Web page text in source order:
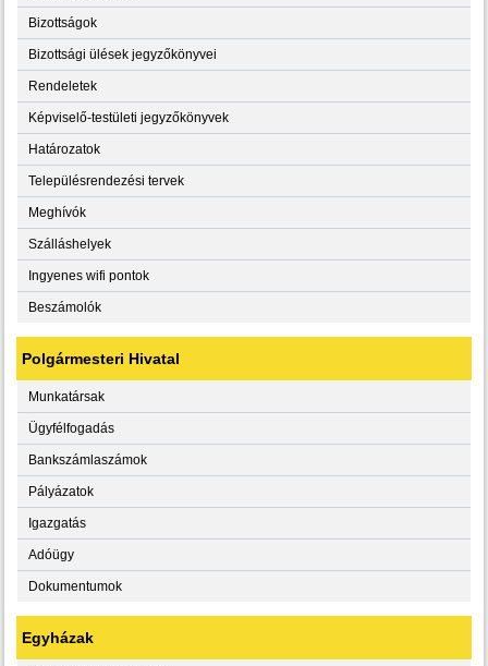
Bizottságok
Bizottsági ülések jegyzőkönyvei
Rendeletek
Képviselő-testületi jegyzőkönyvek
Határozatok
Településrendezési tervek
Meghívók
Szálláshelyek
Ingyenes wifi pontok
Beszámolók
Polgármesteri Hivatal
Munkatársak
Ügyfélfogadás
Bankszámlaszámok
Pályázatok
Igazgatás
Adóügy
Dokumentumok
Egyházak